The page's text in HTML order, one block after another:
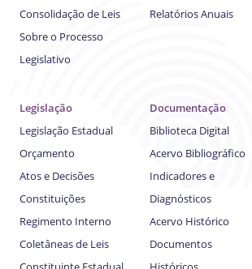
Consolidação de Leis
Sobre o Processo
Legislativo
Relatórios Anuais
Legislação
Legislação Estadual
Orçamento
Atos e Decisões
Constituições
Regimento Interno
Coletâneas de Leis
Documentação
Biblioteca Digital
Acervo Bibliográfico
Indicadores e
Diagnósticos
Acervo Histórico
Documentos